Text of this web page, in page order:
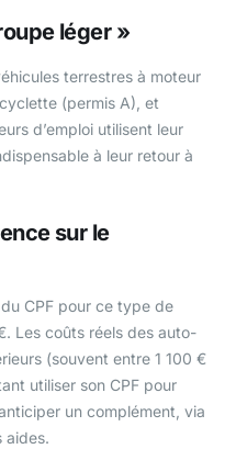
léger »
terrestres à moteur
(permis A), et
d’emploi utilisent leur
à leur retour à
sur le
CPF pour ce type de
Les coûts réels des auto-
(souvent entre 1 100 €
utiliser son CPF pour
un complément, via
aides.